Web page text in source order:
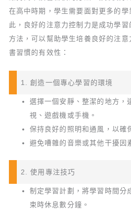
在高中時期，學生需要面對更多的
此，良好的注意力控制力是成功學
方法，可以幫助學生培養良好的注
書習慣的有效性：
1. 創造一個專心學習的環境
選擇一個安靜、整潔的地方，
視、遊戲機或手機。
保持良好的照明和通風，以確
避免嘈雜的音樂或其他干擾因
2. 使用專注技巧
制定學習計劃，將學習時間分
束時休息數分鐘。